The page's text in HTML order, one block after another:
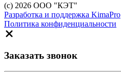
(c) 2026 ООО "КЭТ"
Разработка и поддержка KimaPro
Политика конфиденциальности
Заказать звонок